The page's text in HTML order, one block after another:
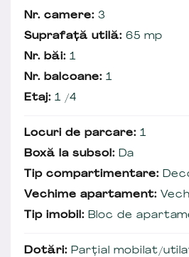
Nr. camere: 3
Suprafață utilă: 65 mp
Nr. băi: 1
Nr. balcoane: 1
Etaj: 1 /4
Locuri de parcare: 1
Boxă la subsol: Da
Tip compartimentare:
Vechime apartament:
Tip imobil: Bloc de
Dotări: Parțial mobilat/